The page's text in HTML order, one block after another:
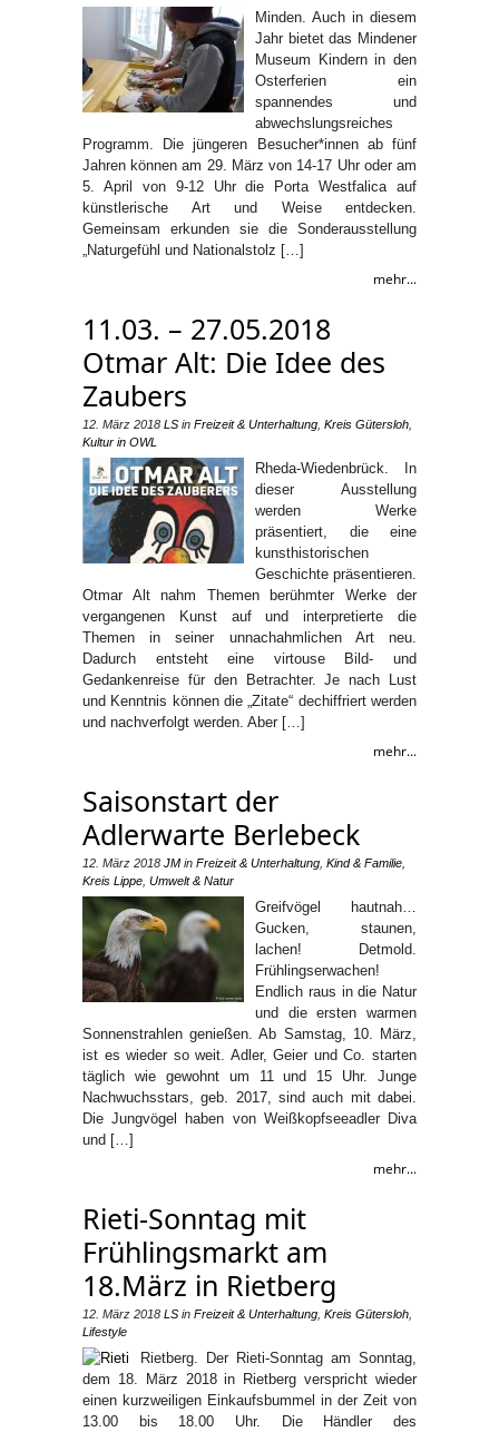
Minden. Auch in diesem
Jahr bietet das Mindener
Museum Kindern in den
Osterferien ein
spannendes und
abwechslungsreiches
Programm. Die jüngeren Besucher*innen ab fünf
Jahren können am 29. März von 14-17 Uhr oder am
5. April von 9-12 Uhr die Porta Westfalica auf
künstlerische Art und Weise entdecken.
Gemeinsam erkunden sie die Sonderausstellung
„Naturgefühl und Nationalstolz […]
mehr...
11.03. – 27.05.2018
Otmar Alt: Die Idee des
Zaubers
12. März 2018 LS in Freizeit & Unterhaltung Kreis Gütersloh
Kultur in OWL
Rheda-Wiedenbrück. In
dieser Ausstellung
werden Werke
präsentiert, die eine
kunsthistorischen
Geschichte präsentieren.
Otmar Alt nahm Themen berühmter Werke der
vergangenen Kunst auf und interpretierte die
Themen in seiner unnachahmlichen Art neu.
Dadurch entsteht eine virtouse Bild- und
Gedankenreise für den Betrachter. Je nach Lust
und Kenntnis können die „Zitate“ dechiffriert werden
und nachverfolgt werden. Aber […]
mehr...
Saisonstart der
Adlerwarte Berlebeck
12. März 2018 JM in Freizeit & Unterhaltung Kind & Familie
Kreis Lippe Umwelt & Natur
Greifvögel hautnah…
Gucken, staunen,
lachen! Detmold.
Frühlingserwachen!
Endlich raus in die Natur
und die ersten warmen
Sonnenstrahlen genießen. Ab Samstag, 10. März,
ist es wieder so weit. Adler, Geier und Co. starten
täglich wie gewohnt um 11 und 15 Uhr. Junge
Nachwuchsstars, geb. 2017, sind auch mit dabei.
Die Jungvögel haben von Weißkopfseeadler Diva
und […]
mehr...
Rieti-Sonntag mit
Frühlingsmarkt am
18.März in Rietberg
12. März 2018 LS in Freizeit & Unterhaltung Kreis Gütersloh
Lifestyle
Rietberg. Der Rieti-Sonntag am Sonntag,
dem 18. März 2018 in Rietberg verspricht wieder
einen kurzweiligen Einkaufsbummel in der Zeit von
13.00 bis 18.00 Uhr. Die Händler des